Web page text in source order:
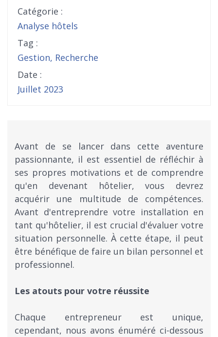
Catégorie :
Analyse hôtels
Tag :
Gestion, Recherche
Date :
Juillet 2023
Avant de se lancer dans cette aventure
passionnante, il est essentiel de réfléchir à
ses propres motivations et de comprendre
qu'en devenant hôtelier, vous devrez
acquérir une multitude de compétences.
Avant d'entreprendre votre installation en
tant qu'hôtelier, il est crucial d'évaluer votre
situation personnelle. À cette étape, il peut
être bénéfique de faire un bilan personnel et
professionnel.
Les atouts pour votre réussite
Chaque entrepreneur est unique,
cependant, nous avons énuméré ci-dessous